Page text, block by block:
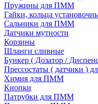
Пружины для ПММ
Гайки, кольца
Сальники для ПММ
Датчики мутности
Корзины
Шланги сливные
Бункер ( Дозатор /
Прессостаты ( датчики )
Химия для ПММ
Кнопки
Патрубки для ПММ